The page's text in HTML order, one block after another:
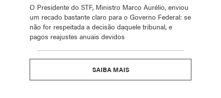
O Presidente do STF, Ministro Marco Aurélio, enviou
um recado bastante claro para o Governo Federal: se
não for respeitada a decisão daquele tribunal, e
pagos reajustes anuais devidos
SAIBA MAIS